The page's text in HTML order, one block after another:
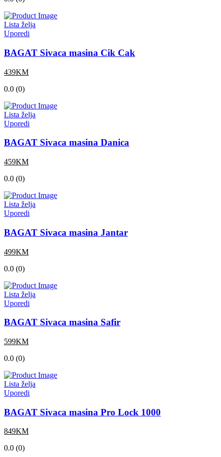
Lista želja
Uporedi
BAGAT Sivaca masina Cik Cak
439KM
0.0 (0)
Lista želja
Uporedi
BAGAT Sivaca masina Danica
459KM
0.0 (0)
Lista želja
Uporedi
BAGAT Sivaca masina Jantar
499KM
0.0 (0)
Lista želja
Uporedi
BAGAT Sivaca masina Safir
599KM
0.0 (0)
Lista želja
Uporedi
BAGAT Sivaca masina Pro Lock 1000
849KM
0.0 (0)